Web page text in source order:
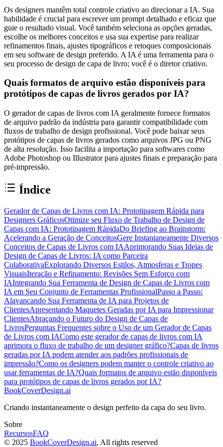
Os designers mantêm total controle criativo ao direcionar a IA. Sua
habilidade é crucial para escrever um prompt detalhado e eficaz que
guie o resultado visual. Você também seleciona as opções geradas,
escolhe os melhores conceitos e usa sua expertise para realizar
refinamentos finais, ajustes tipográficos e retoques composicionais
em seu software de design preferido. A IA é uma ferramenta para o
seu processo de design de capa de livro; você é o diretor criativo.
Quais formatos de arquivo estão disponíveis para
protótipos de capas de livros gerados por IA?
O gerador de capas de livros com IA geralmente fornece formatos
de arquivo padrão da indústria para garantir compatibilidade com
fluxos de trabalho de design profissional. Você pode baixar seus
protótipos de capas de livros gerados como arquivos JPG ou PNG
de alta resolução. Isso facilita a importação para softwares como
Adobe Photoshop ou Illustrator para ajustes finais e preparação para
pré-impressão.
Índice
Gerador de Capas de Livros com IA: Prototipagem Rápida para
Designers GráficosOtimize seu Fluxo de Trabalho de Design de
Capas com IA: Prototipagem RápidaDo Briefing ao Brainstorm:
Acelerando a Geração de ConceitosGere Instantaneamente Diversos
Conceitos de Capas de Livros com IAAprimorando Suas Ideias de
Design de Capas de Livros: IA como Parceira
ColaborativaExplorando Diversos Estilos, Atmosferas e Tropes
VisuaisIteração e Refinamento: Revisões Sem Esforço com
IAIntegrando Sua Ferramenta de Design de Capas de Livros com
IA em Seu Conjunto de Ferramentas ProfissionalPasso a Passo:
Alavancando Sua Ferramenta de IA para Projetos de
ClientesApresentando Maquetes Geradas por IA para Impressionar
ClientesAbraçando o Futuro do Design de Capas de
LivrosPerguntas Frequentes sobre o Uso de um Gerador de Capas
de Livros com IAComo este gerador de capas de livros com IA
aprimora o fluxo de trabalho de um designer gráfico?Capas de livros
geradas por IA podem atender aos padrões profissionais de
impressão?Como os designers podem manter o controle criativo ao
usar ferramentas de IA?Quais formatos de arquivo estão disponíveis
para protótipos de capas de livros gerados por IA?
BookCoverDesign.ai
Criando instantaneamente o design perfeito da capa do seu livro.
Sobre
RecursosFAQ
© 2025 BookCoverDesign.ai, All rights reserved